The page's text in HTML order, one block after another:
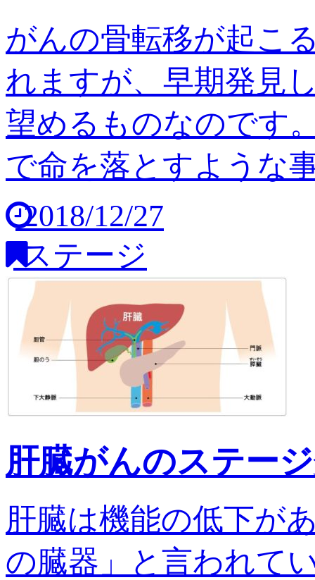
がんの骨転移が起こ
れますが、早期発見
望めるものなのです
で命を落とすような
2018/12/27
ステージ
肝臓がんのステー
肝臓は機能の低下が
の臓器」と言われて